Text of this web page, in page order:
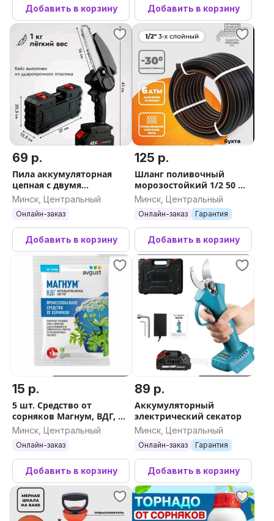
Добавить в корзину Добавить в корзину
69 р.
Пила аккумуляторная
цепная с двумя
аккумуляторами
Минск, Центральный
Онлайн-заказ
Добавить в корзину
125 р.
Шланг поливочный
морозостойкий 1/2 50 м
Жук Оптима 3-х слойный
Минск, Центральный
Онлайн-заказ Гарантия
Добавить в корзину
15 р.
5 шт. Средство от
сорняков Магнум, ВДГ, 5
шт по 2 гр
Минск, Центральный
Онлайн-заказ
Добавить в корзину
89 р.
Аккумуляторный
электрический секатор
Минск, Центральный
Онлайн-заказ Гарантия
Добавить в корзину